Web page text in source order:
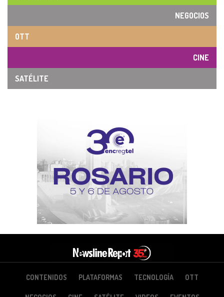
NEGOCIOS
OTT
CINE
SATÉLITE
CONTENIDOS PLATAFORMAS TECNOLOGÍA OTT